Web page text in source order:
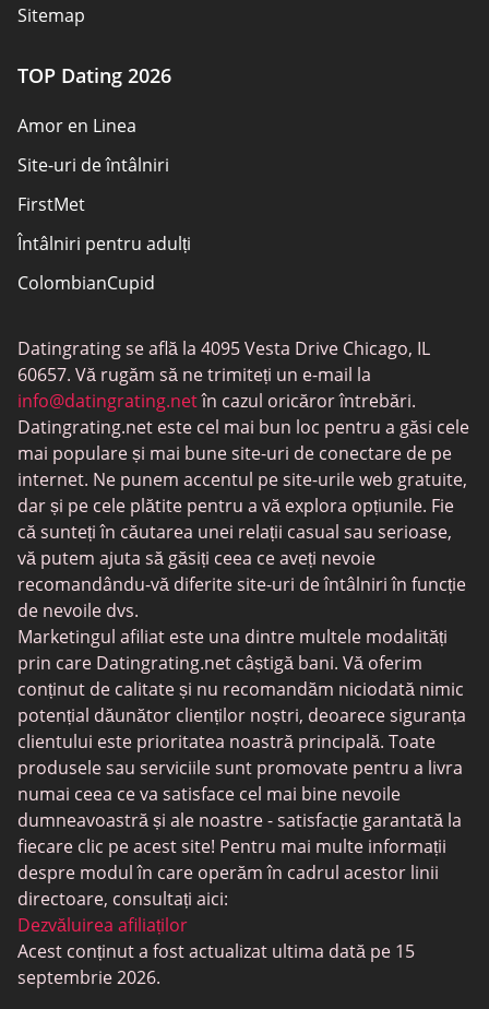
Sitemap
TOP Dating 2026
Amor en Linea
Site-uri de întâlniri
FirstMet
Întâlniri pentru adulți
ColombianCupid
MeetMindful
Întâlniri BDSM
BBPeopleMeet
Site-uri Sugar Daddy
JPeopleMeet
Întâlniri trans
Întâlniri pentru seniori
MyLOL
Întâlniri gay
Întâlniri lesbiene
Site-uri de întâlniri negre
SugarDaddyMeet
LatinAmericanCupid
CatholicMatch
Datingrating se află la 4095 Vesta Drive Chicago, IL
60657. Vă rugăm să ne trimiteți un e-mail la
info@datingrating.netîn cazul oricăror întrebări.
Datingrating.net este cel mai bun loc pentru a găsi cele
mai populare și mai bune site-uri de conectare de pe
internet. Ne punem accentul pe site-urile web gratuite,
dar și pe cele plătite pentru a vă explora opțiunile. Fie
că sunteți în căutarea unei relații casual sau serioase,
vă putem ajuta să găsiți ceea ce aveți nevoie
recomandându-vă diferite site-uri de întâlniri în funcție
de nevoile dvs.
Marketingul afiliat este una dintre multele modalități
prin care Datingrating.net câștigă bani. Vă oferim
conținut de calitate și nu recomandăm niciodată nimic
potențial dăunător clienților noștri, deoarece siguranța
clientului este prioritatea noastră principală. Toate
produsele sau serviciile sunt promovate pentru a livra
numai ceea ce va satisface cel mai bine nevoile
dumneavoastră și ale noastre - satisfacție garantată la
fiecare clic pe acest site! Pentru mai multe informații
despre modul în care operăm în cadrul acestor linii
directoare, consultați aici:
Dezvăluirea afiliaților
Acest conținut a fost actualizat ultima dată pe 15
septembrie 2026.